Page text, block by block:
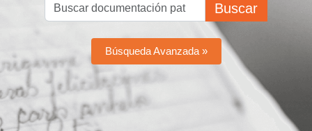
Buscar
Búsqueda Avanzada »